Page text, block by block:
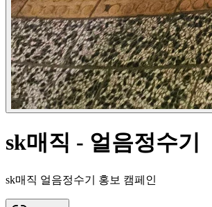
sk매직 - 얼음정수기
sk매직 얼음정수기 홍보 캠페인